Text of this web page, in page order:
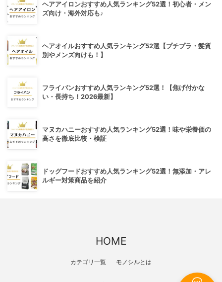
ヘアアイロンおすすめ人気ランキング52選！初心者・メン
ズ向け・海外対応も♪
ヘアオイルおすすめ人気ランキング52選【プチプラ・髪質
別やメンズ向けも！】
フライパンおすすめ人気ランキング52選！【焦げ付かな
い・長持ち！2026最新】
マヌカハニーおすすめ人気ランキング52選！味や栄養価の
高さを徹底比較・検証
ドッグフードおすすめ人気ランキング52選！無添加・アレ
ルギー対策商品を紹介
HOME
カテゴリ一覧 モノシルとは